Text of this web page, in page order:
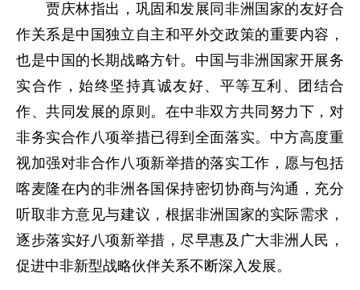
贾庆林指出，巩固和发展同非洲国家的友好合
作关系是中国独立自主和平外交政策的重要内容，
也是中国的长期战略方针。中国与非洲国家开展务
实合作，始终坚持真诚友好、平等互利、团结合
作、共同发展的原则。在中非双方共同努力下，对
非务实合作八项举措已得到全面落实。中方高度重
视加强对非合作八项新举措的落实工作，愿与包括
喀麦隆在内的非洲各国保持密切协商与沟通，充分
听取非方意见与建议，根据非洲国家的实际需求，
逐步落实好八项新举措，尽早惠及广大非洲人民，
促进中非新型战略伙伴关系不断深入发展。